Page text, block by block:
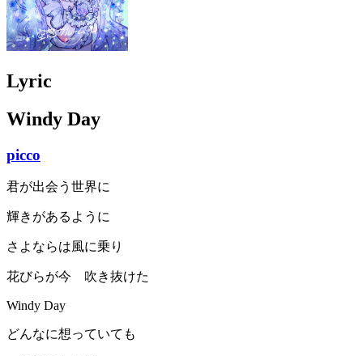
Lyric
Windy Day
picco
君が出会う世界に
輝きがあるように
さよならは風に乗り
花びらが今 吹き抜けた
Windy Day
どんなに想っていても